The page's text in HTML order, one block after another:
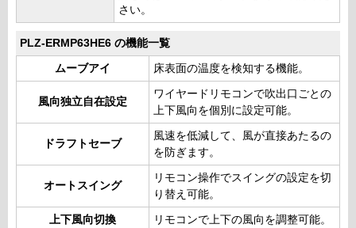
さい。
PLZ-ERMP63HE6 の機能一覧
ムーブアイ 床表面の温度を検知する機能。
風向独立自在設定
ワイヤードリモコンで吹出口ごとの
上下風向を個別に設定可能。
ドラフトセーブ
風速を低減して、風が直接あたるの
を防ぎます。
オートスイング
リモコン操作でスイングの設定を切
り替え可能。
上下風向切換 リモコンで上下の風向を調整可能。